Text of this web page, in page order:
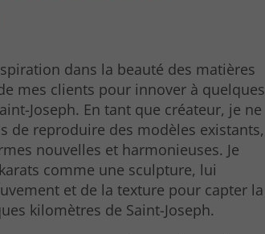
dans la beauté des matières
mes clients pour innover à quelques
Joseph. En tant que créateur, je ne
de reproduire des modèles existants,
nouvelles et harmonieuses. Je
comme une sculpture, lui
et de la texture pour capter la
kilomètres de Saint-Joseph.